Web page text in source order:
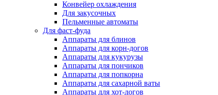
Конвейер охлаждения
Для закусочных
Пельменные автоматы
Для фаст-фуда
Аппараты для блинов
Аппараты для корн-догов
Аппараты для кукурузы
Аппараты для пончиков
Аппараты для попкорна
Аппараты для сахарной ваты
Аппараты для хот-догов